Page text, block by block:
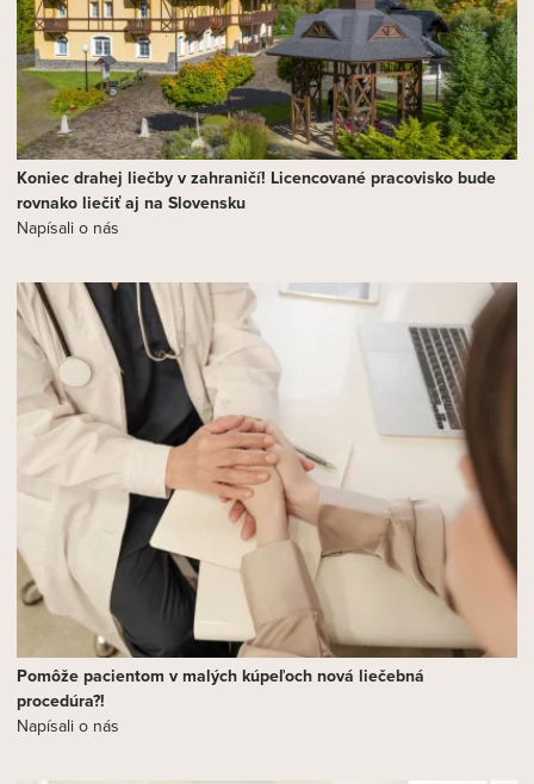
Koniec drahej liečby v zahraničí! Licencované pracovisko bude
rovnako liečiť aj na Slovensku
Napísali o nás
Pomôže pacientom v malých kúpeľoch nová liečebná
procedúra?!
Napísali o nás